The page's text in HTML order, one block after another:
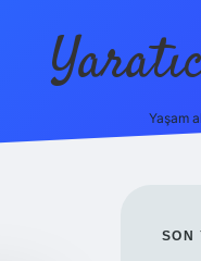
Yaşam
SON